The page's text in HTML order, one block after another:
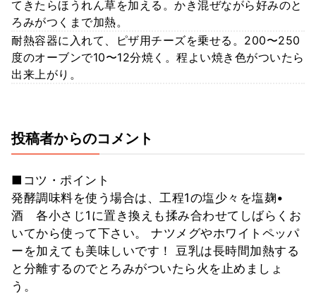
てきたらほうれん草を加える。かき混ぜながら好みのと
ろみがつくまで加熱。
耐熱容器に入れて、ピザ用チーズを乗せる。200〜250
度のオーブンで10〜12分焼く。程よい焼き色がついたら
出来上がり。
投稿者からのコメント
■コツ・ポイント
発酵調味料を使う場合は、工程1の塩少々を塩麹•
酒 各小さじ1に置き換えも揉み合わせてしばらくお
いてから使って下さい。 ナツメグやホワイトペッパ
ーを加えても美味しいです！ 豆乳は長時間加熱する
と分離するのでとろみがついたら火を止めましょ
う。